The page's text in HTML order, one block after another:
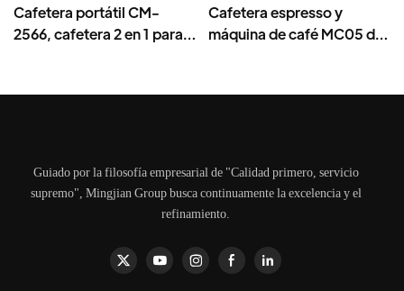
Cafetera portátil CM-
2566, cafetera 2 en 1 para
Cafetera espresso y
máquina de café MC05 de
Guiado por la filosofía empresarial de "Calidad primero, servicio
supremo", Mingjian Group busca continuamente la excelencia y el
refinamiento.